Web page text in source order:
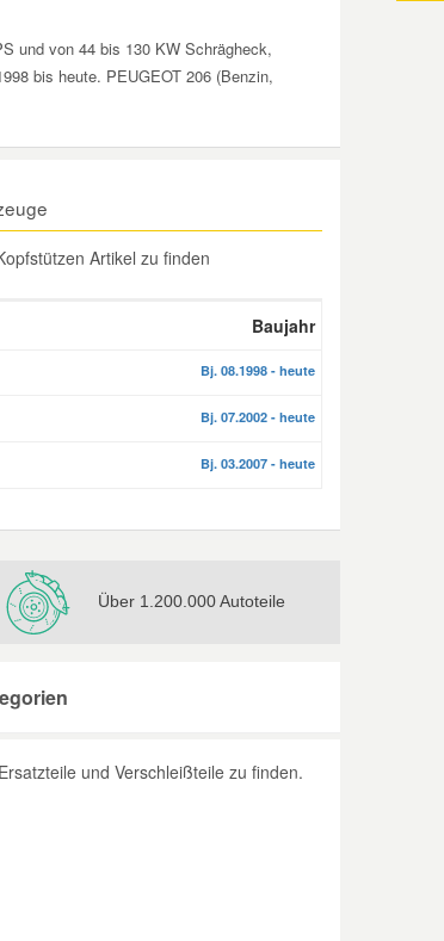
und von 44 bis 130 KW Schrägheck,
bis heute. PEUGEOT 206 (Benzin,
Artikel zu finden
Baujahr
Bj. 08.1998 - heute
Bj. 07.2002 - heute
Bj. 03.2007 - heute
Über 1.200.000 Autoteile
und Verschleißteile zu finden.